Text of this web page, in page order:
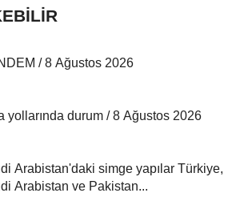
/ 8 Ağustos 2026
yollarında durum / 8 Ağustos 2026
Arabistan'daki simge yapılar Türkiye,
Arabistan ve Pakistan...